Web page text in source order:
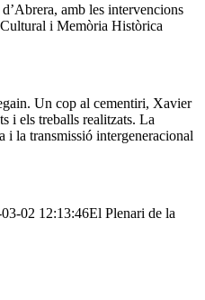
amb les intervencions
i Memòria Històrica
Un cop al cementiri, Xavier
i els treballs realitzats. La
la transmissió intergeneracional
02 12:13:46El Plenari de la